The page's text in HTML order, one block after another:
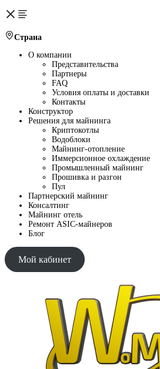
Страна
О компании
Представительства
Партнеры
FAQ
Условия оплаты и доставки
Контакты
Конструктор
Решения для майнинга
Криптокотлы
Водоблоки
Майнинг-отопление
Иммерсионное охлаждение
Промышленный майнинг
Прошивка и разгон
Пул
Партнерский майнинг
Консалтинг
Майнинг отель
Ремонт ASIC-майнеров
Блог
Мой кабинет